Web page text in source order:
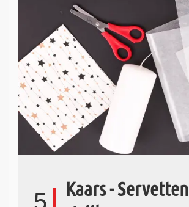
5
Kaars - Servetten